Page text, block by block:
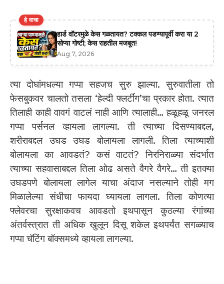
हे वाचा
हार्ड वॉटरमुळे केस गळतायत? टक्कल पडण्यापूर्वी करा या 2
सोप्या गोष्टी; केस राहतील मजबूत!
Aug 7, 2026
त्या दोघांमधल्या गप्पा सहजच सुरु झाल्या. सुरुवातीला तो
फेसबुकवर चालतो तसला ‘हेल्दी फ्लर्टींग’चा प्रकार होता. त्यात
तिलाही काही वावगं वाटलं नाही आणि त्यालाही… हळूहळू जनरल
गप्पा पर्सनल व्हायला लागल्या. ती त्याच्या दिसण्याबद्दल,
शरीराबद्दल उघड उघड बोलायला लागली. तिला त्याच्याशी
बोलायला का आवडतं? कसं वाटतं? निरनिराळ्या संदर्भात
त्याच्या सहवासाबद्दल तिला ओढ असते वैगरे वैगरे… ती इतक्या
उघडपणे बोलायला लागेल याचा अंदाज नसल्याने तोही मग
मिळालेल्या संधीचा फायदा घ्यायला लागला. तिला कोणत्या
फ्लेवरचा सुरक्षाकवच आवडतो इथपासून कुठल्या रंगांच्या
अंतर्वस्त्रात ती अधिक खुलून दिसू शकेल इथपर्यंत सगळ्याच
गप्पा चॅटिंग बॉक्समध्ये व्हायला लागल्या.